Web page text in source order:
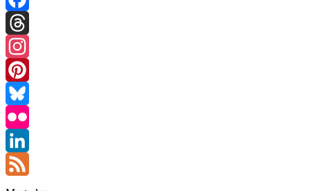
Facebook
Threads
Instagram
Pinterest
Bluesky
Flickr
LinkedIn
Feed